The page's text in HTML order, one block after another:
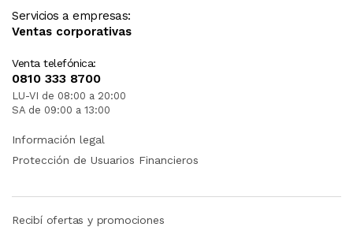
Servicios a empresas:
Ventas corporativas
Venta telefónica:
0810 333 8700
LU-VI de 08:00 a 20:00
SA de 09:00 a 13:00
Información legal
Protección de Usuarios Financieros
Recibí ofertas y promociones